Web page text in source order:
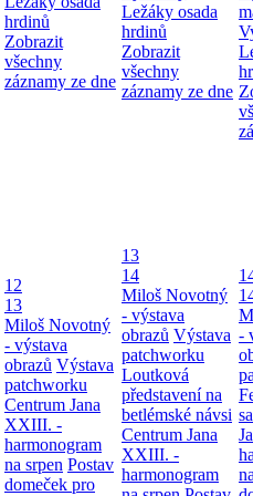
hrdinů
Zobrazit
všechny
záznamy ze dne
Ležáky osada
hrdinů
Zobrazit
všechny
záznamy ze dne
12
13
Miloš Novotný
- výstava
obrazů Výstava
patchworku
Centrum Jana
XXIII. -
harmonogram
na srpen Postav
domeček pro
13
14
Miloš Novotný
- výstava
obrazů Výstava
patchworku
Loutková
představení na
betlémské návsi
Centrum Jana
XXIII. -
harmonogram
-